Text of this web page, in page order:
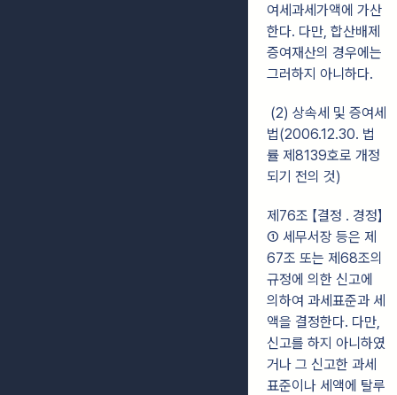
여세과세가액에 가산
한다. 다만, 합산배제
증여재산의 경우에는
그러하지 아니하다.
(2) 상속세 및 증여세
법(2006.12.30. 법
률 제8139호로 개정
되기 전의 것)
제76조 【결정 ․ 경정】
① 세무서장 등은 제
67조 또는 제68조의
규정에 의한 신고에
의하여 과세표준과 세
액을 결정한다. 다만,
신고를 하지 아니하였
거나 그 신고한 과세
표준이나 세액에 탈루